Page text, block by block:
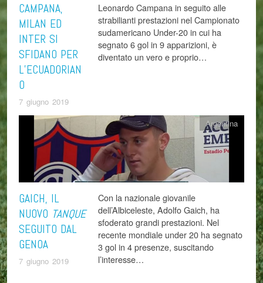
CAMPANA,
MILAN ED
INTER SI
SFIDANO PER
L’ECUADORIAN
O
7 giugno 2019
Leonardo Campana in seguito alle
strabilianti prestazioni nel Campionato
sudamericano Under-20 in cui ha
segnato 6 gol in 9 apparizioni, è
diventato un vero e proprio…
GAICH, IL
NUOVO TANQUE
SEGUITO DAL
GENOA
7 giugno 2019
Argentina
Con la nazionale giovanile
dell’Albiceleste, Adolfo Gaich, ha
sfoderato grandi prestazioni. Nel
recente mondiale under 20 ha segnato
3 gol in 4 presenze, suscitando
l’interesse…